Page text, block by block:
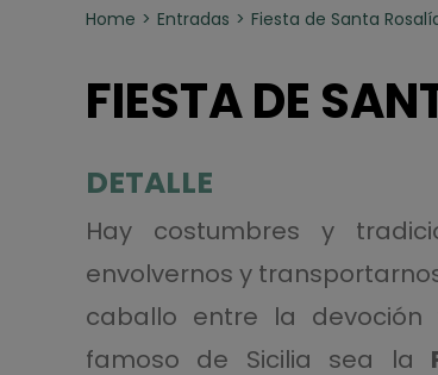
Home Entradas Fiesta de Santa
FIESTA DE
DETALLE
Hay costumbres y
envolvernos y
caballo entre la
famoso de Sicilia sea la